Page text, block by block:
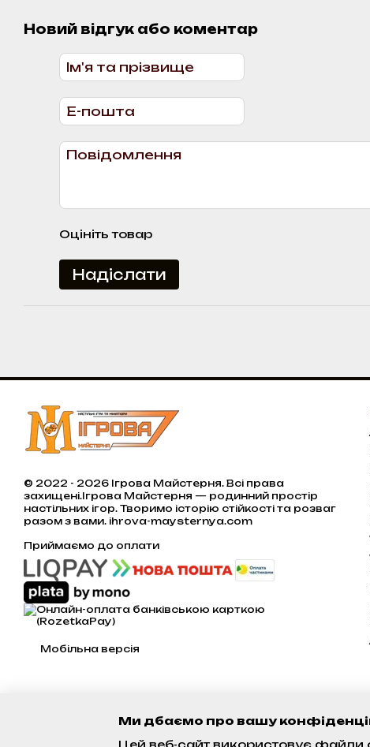
Новий відгук або коментар
Оцініть товар
Надіслати
© 2022 - 2026 Ігрова Майстерня. Всі права
захищені.Ігрова Майстерня — родинний простір
настільних ігор. Творимо історію стійкості та розваг
разом з вами. ihrova-maysternya.com
Приймаємо до оплати
Мобільна версія
Ми дбаємо про вашу
Цей веб-сайт використовує файли